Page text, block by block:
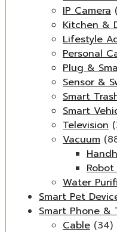
IP Camera
Kitchen &
Lifestyle
Personal
Plug &
Sensor &
Smart
Smart
Television
Vacuum
Water
Smart Pet
Smart Phone &
Cable (34)